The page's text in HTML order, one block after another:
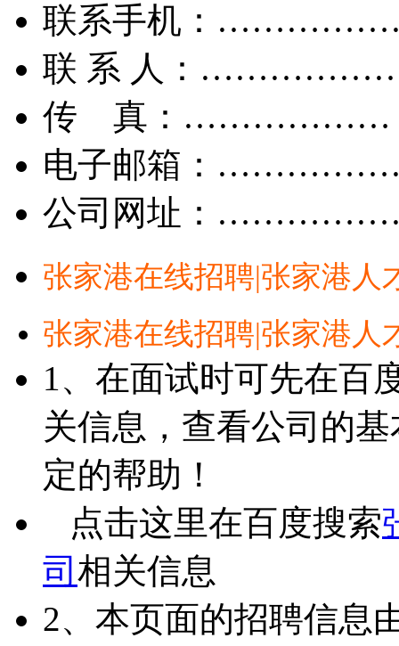
联系手机：
联 系 人：
传 真：………………
电子邮箱：
公司网址：
张家港在线招聘|张家港人
张家港在线招聘|张家港人
1、在面试时可先在百
关信息，查看公司的
定的帮助！
点击这里在百度搜索
司 相关信息
2、本页面的招聘信息